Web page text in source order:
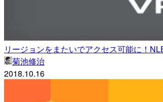
リージョンをまたいでアクセス可能に！
菊池修治
2018.10.16